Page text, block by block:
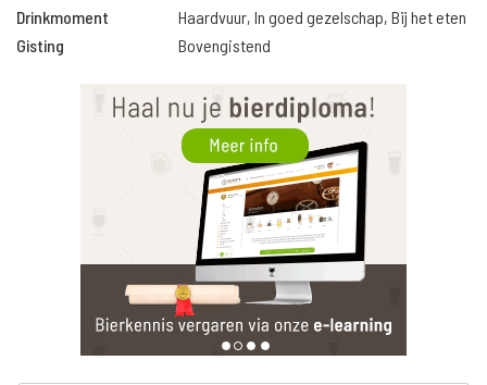
Drinkmoment
Haardvuur, In goed gezelschap, Bij het eten
Gisting
Bovengistend